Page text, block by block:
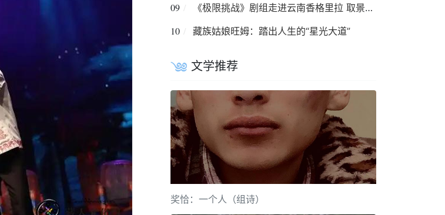
09 《极限挑战》剧组走进云南香格里拉 取景拍摄
10 藏族姑娘旺姆：踏出人生的“星光大道”
文学推荐
奖恰：一个人（组诗）